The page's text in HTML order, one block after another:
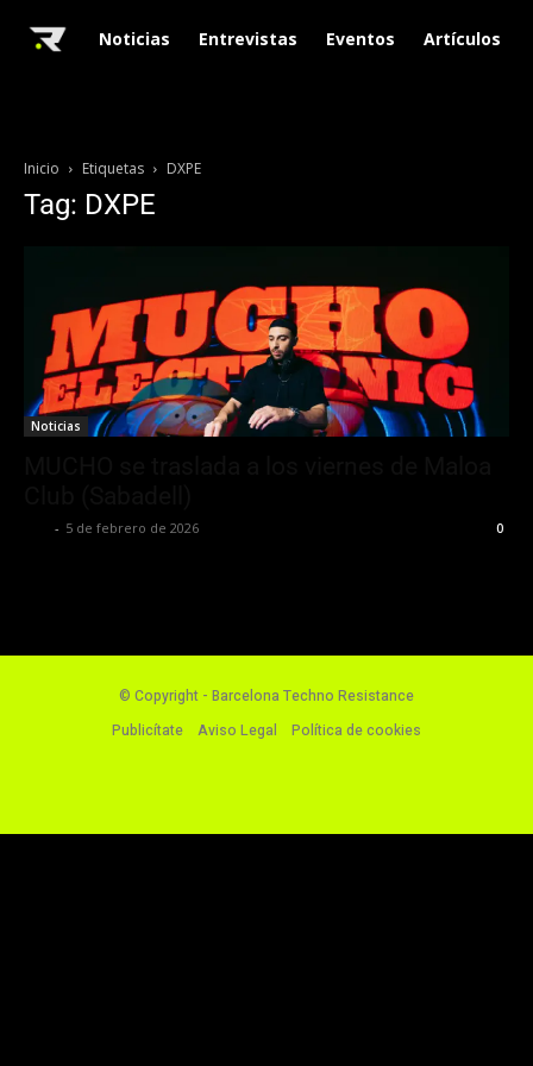
Noticias Entrevistas Eventos Artículos
Inicio Etiquetas DXPE
Tag: DXPE
Noticias
- 5 de febrero de 2026 0
© Copyright - Barcelona Techno Resistance
Publicítate
Aviso Legal Política de cookies